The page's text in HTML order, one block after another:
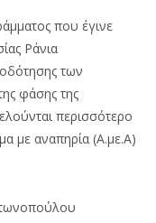
που έγινε
Ράνια
των
φάσης της
περισσότερο
με αναπηρία (Α.με.Α)